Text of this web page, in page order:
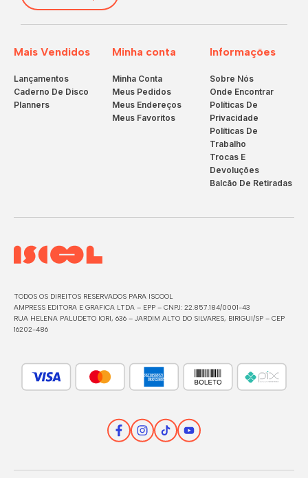
Mais Vendidos
Lançamentos
Caderno De Disco
Planners
Minha conta
Minha Conta
Meus Pedidos
Meus Endereços
Meus Favoritos
Informações
Sobre Nós
Onde Encontrar
Políticas De
Privacidade
Políticas De
Trabalho
Trocas E
Devoluções
Balcão De Retiradas
TODOS OS DIREITOS RESERVADOS PARA ISCOOL
AMPRESS EDITORA E GRAFICA LTDA – EPP – CNPJ: 22.857.184/0001-43
RUA HELENA PALUDETO IORI, 636 – JARDIM ALTO DO SILVARES, BIRIGUI/SP – CEP
16202-486